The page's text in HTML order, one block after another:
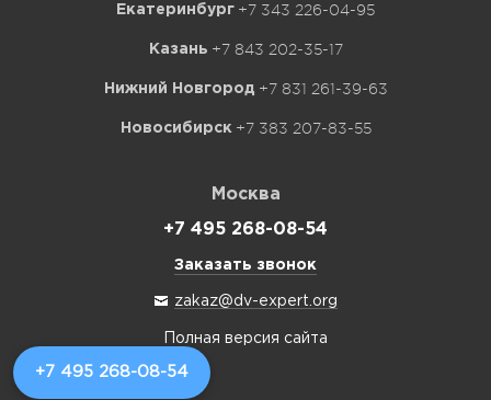
Екатеринбург +7 343 226-04-95
Казань +7 843 202-35-17
Нижний Новгород +7 831 261-39-63
Новосибирск +7 383 207-83-55
Москва
+7 495 268-08-54
+7 495 268-08-54
Заказать звонок
zakaz@dv-expert.org
Полная версия сайта